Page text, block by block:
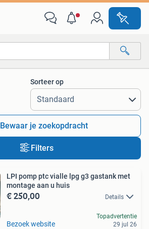
Alle afstanden…
Sorteer op
Bewaar je zoekopdracht
Filters
LPI pomp ptc vialle lpg g3 gastank met
montage aan u huis
€ 250,00 Details
Bezoek website
Topadvertentie
29 jul 26